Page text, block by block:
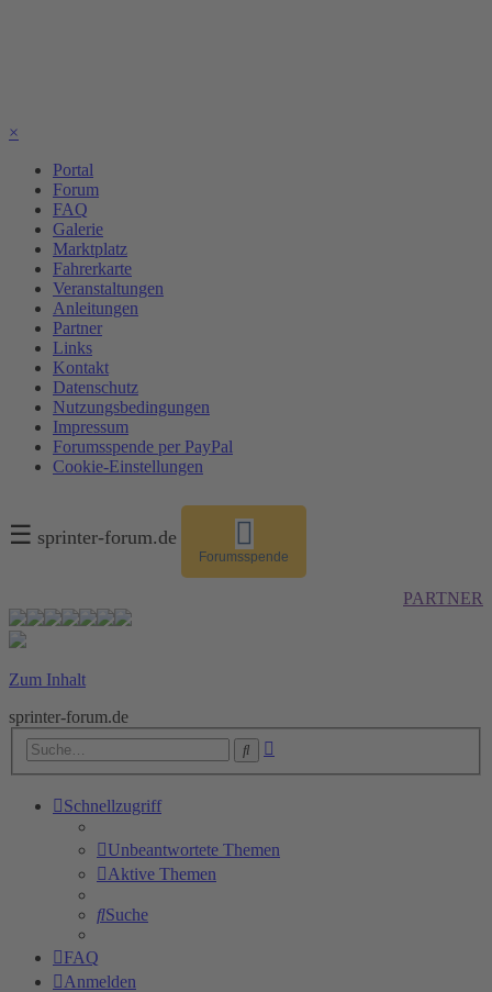
×
Portal
Forum
FAQ
Galerie
Marktplatz
Fahrerkarte
Veranstaltungen
Anleitungen
Partner
Links
Kontakt
Datenschutz
Nutzungsbedingungen
Impressum
Forumsspende per PayPal
Cookie-Einstellungen
☰ sprinter-forum.de
Forumsspende
PARTNER
Zum Inhalt
sprinter-forum.de
Suche
Schnellzugriff
Unbeantwortete Themen
Aktive Themen
Suche
FAQ
Anmelden